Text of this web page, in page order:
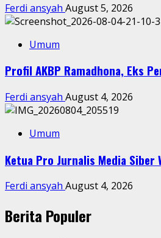
Ferdi ansyah August 5, 2026
Umum
Profil AKBP Ramadhona, Eks
Ferdi ansyah August 4, 2026
Umum
Ketua Pro Jurnalis Media Siber
Ferdi ansyah August 4, 2026
Berita Populer